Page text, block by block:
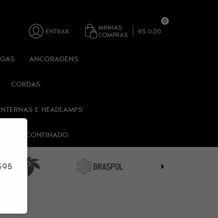
ENTRAR
MINHAS
COMPRAS
0
R$ 0,00
ANCORAGENS
CORDAS
E HEADLAMPS
CONFINADO